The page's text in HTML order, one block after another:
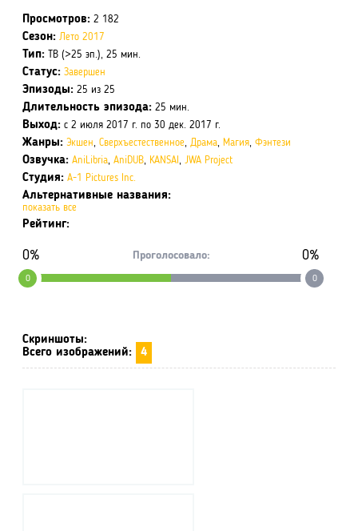
Просмотров: 2 182
Сезон: Лето 2017
Тип: ТВ (>25 эп.), 25 мин.
Статус: Завершен
Эпизоды: 25 из 25
Длительность эпизода: 25 мин.
Выход: с 2 июля 2017 г. по 30 дек. 2017 г.
Жанры: Экшен, Сверхъестественное, Драма, Магия, Фэнтези
Озвучка: AniLibria, AniDUB, KANSAI, JWA Project
Студия: A-1 Pictures Inc.
Альтернативные названия:
показать все
Рейтинг:
0
0% Проголосовало:
0
0%
Скриншоты:
Всего изображений:
4